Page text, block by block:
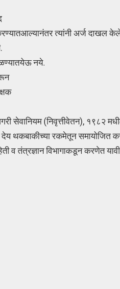
त्यांनी अर्ज दाखल
नये.
सेवानियम (निवृत्तीवेतन), १९८२
थकबाकीच्या रकमेतून समायोजित
व तंत्रज्ञान विभागाकडून करणेत